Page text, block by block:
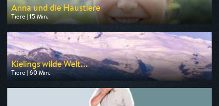
Anna und die Haustiere
Tiere | 15 Min.
Ausgestrahlt von ARD
am 08.08.2026, 07:40
Kielings wilde Welt...
Tiere | 60 Min.
am 09.08.2026, 06:15